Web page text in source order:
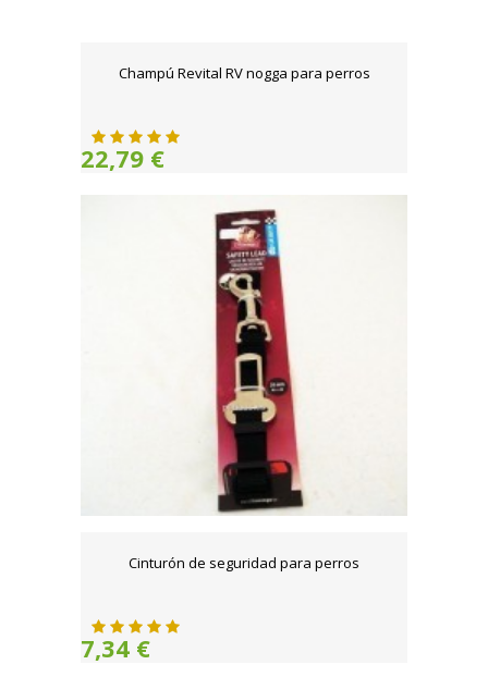
Champú Revital RV nogga para perros
22,79 €
Cinturón de seguridad para perros
7,34 €